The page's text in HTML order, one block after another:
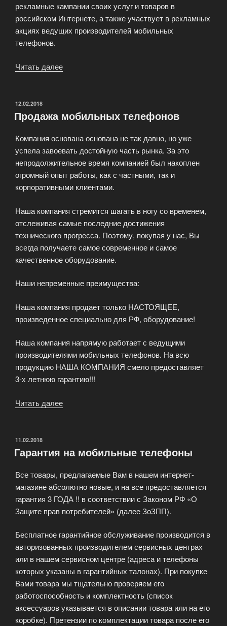
рекламные кампании своих услуг и товаров в
российском Интернете, а также участвует в рекламных
акциях ведущих производителей мобильных
телефонов.
Читать далее
ОПУБЛИКОВАНО
12.02.2018
Продажа мобильных телефонов
Компания основана основана не так давно, но уже
успела завоевать достойную часть рынка. За это
непродолжительное время компанией был накоплен
огромный опыт работы, как с частными, так и
корпоративными клиентами.
Наша компания стремится шагать в ногу со временем,
отслеживая самые последние достижения
технического прогресса. Поэтому, покупая у нас, Вы
всегда получаете самое современное и самое
качественное оборудование.
Наши непременные преимущества:
Наша компания продает только НАСТОЯЩЕЕ,
произведенное специально для РФ, оборудование!
Наша компания напрямую работает с ведущими
производителями мобильных телефонов. На всю
продукцию НАША КОМПАНИЯ смело предоставляет
3-х летнюю гарантию!!!
Читать далее
ОПУБЛИКОВАНО
11.02.2018
Гарантия на мобильные телефоны
Все товары, предлагаемые Вам в нашем интернет-
магазине абсолютно новые, и на все предоставляется
гарантия 3 ГОДА !! в соответствии с Законом РФ «О
Защите прав потребителей» (далее ЗоЗПП).
Бесплатное гарантийное обслуживание производится в
авторизованных производителем сервисных центрах
или в нашем сервисном центре (адреса и телефоны
которых указаны в гарантийных талонах). При покупке
Вами товара мы тщательно проверяем его
работоспособность и комплектность (список
аксессуаров указывается в описании товара или на его
коробке). Претензии по комплектации товара после его